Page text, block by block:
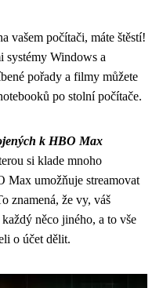
vašem počítači, máte štěstí!
systémy Windows a
pořady a filmy můžete
po stolní počítače.
k HBO Max
si klade mnoho
Max umožňuje streamovat
znamená, že vy, váš
něco jiného, a to vše
o účet dělit.